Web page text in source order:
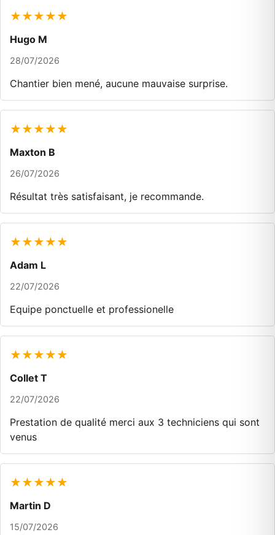
★★★★★
Hugo M
28/07/2026
Chantier bien mené, aucune mauvaise surprise.
★★★★★
Maxton B
26/07/2026
Résultat très satisfaisant, je recommande.
★★★★★
Adam L
22/07/2026
Equipe ponctuelle et professionelle
★★★★★
Collet T
22/07/2026
Prestation de qualité merci aux 3 techniciens qui sont
venus
★★★★★
Martin D
15/07/2026